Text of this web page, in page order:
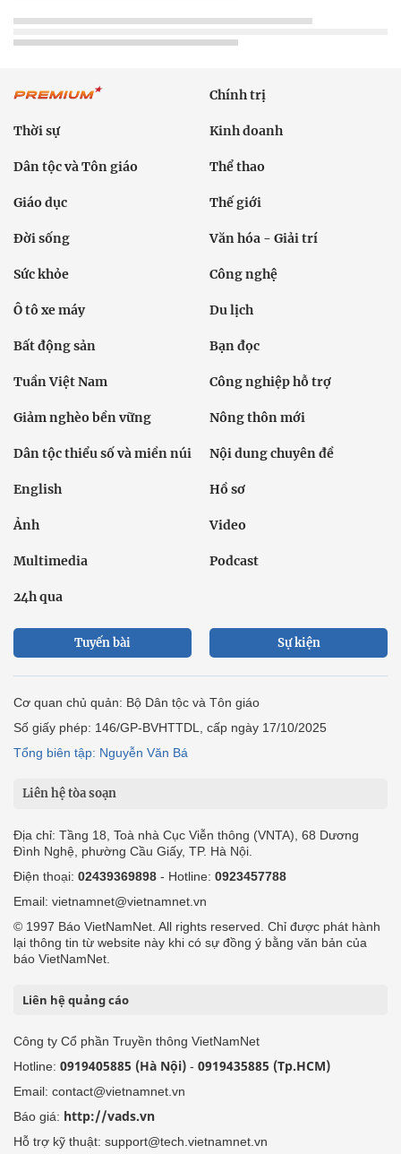
Chính trị
Thời sự Kinh doanh
Dân tộc và Tôn giáo Thể thao
Giáo dục Thế giới
Đời sống Văn hóa - Giải trí
Sức khỏe Công nghệ
Ô tô xe máy Du lịch
Bất động sản Bạn đọc
Tuần Việt Nam Công nghiệp hỗ trợ
Giảm nghèo bền vững Nông thôn mới
Dân tộc thiểu số và miền núi Nội dung chuyên đề
English Hồ sơ
Ảnh Video
Multimedia Podcast
24h qua
Tuyến bài Sự kiện
Cơ quan chủ quản: Bộ Dân tộc và Tôn giáo
Số giấy phép: 146/GP-BVHTTDL, cấp ngày 17/10/2025
Tổng biên tập: Nguyễn Văn Bá
Liên hệ tòa soạn
Địa chỉ: Tầng 18, Toà nhà Cục Viễn thông (VNTA), 68 Dương
Đình Nghệ, phường Cầu Giấy, TP. Hà Nội.
Điện thoại: 02439369898 - Hotline: 0923457788
Email: vietnamnet@vietnamnet.vn
© 1997 Báo VietNamNet. All rights reserved. Chỉ được phát hành
lại thông tin từ website này khi có sự đồng ý bằng văn bản của
báo VietNamNet.
Liên hệ quảng cáo
Công ty Cổ phần Truyền thông VietNamNet
Hotline: 0919405885 (Hà Nội) - 0919435885 (Tp.HCM)
Email: contact@vietnamnet.vn
Báo giá: http://vads.vn
Hỗ trợ kỹ thuật: support@tech.vietnamnet.vn